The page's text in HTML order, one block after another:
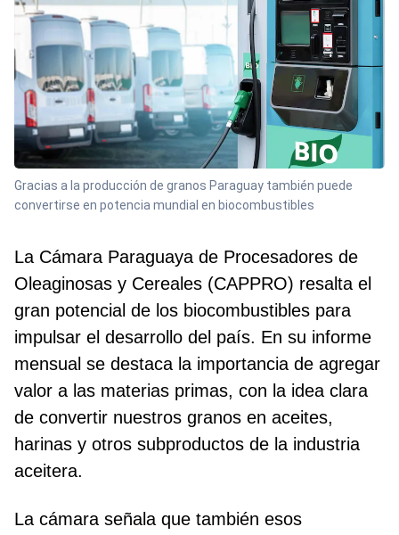
Gracias a la producción de granos Paraguay también puede
convertirse en potencia mundial en biocombustibles
La Cámara Paraguaya de Procesadores de
Oleaginosas y Cereales (CAPPRO) resalta el
gran potencial de los biocombustibles para
impulsar el desarrollo del país. En su informe
mensual se destaca la importancia de agregar
valor a las materias primas, con la idea clara
de convertir nuestros granos en aceites,
harinas y otros subproductos de la industria
aceitera.
La cámara señala que también esos